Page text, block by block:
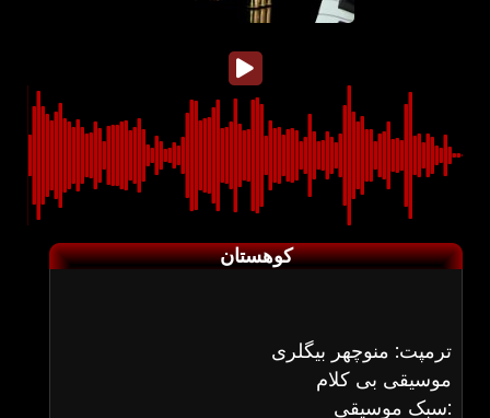
کوهستان
ترمپت: منوچهر بیگلری
موسیقی بی کلام
سبک موسیقی: